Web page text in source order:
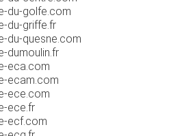
du-golfe.com
du-griffe.fr
du-quesne.com
dumoulin.fr
eca.com
ecam.com
ece.com
ece.fr
ecf.com